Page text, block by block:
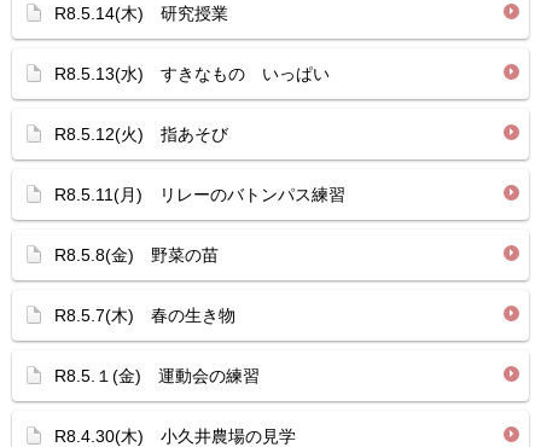
R8.5.14(木) 研究授業
R8.5.13(水) すきなもの いっぱい
R8.5.12(火) 指あそび
R8.5.11(月) リレーのバトンパス練習
R8.5.8(金) 野菜の苗
R8.5.7(木) 春の生き物
R8.5.１(金) 運動会の練習
R8.4.30(木) 小久井農場の見学